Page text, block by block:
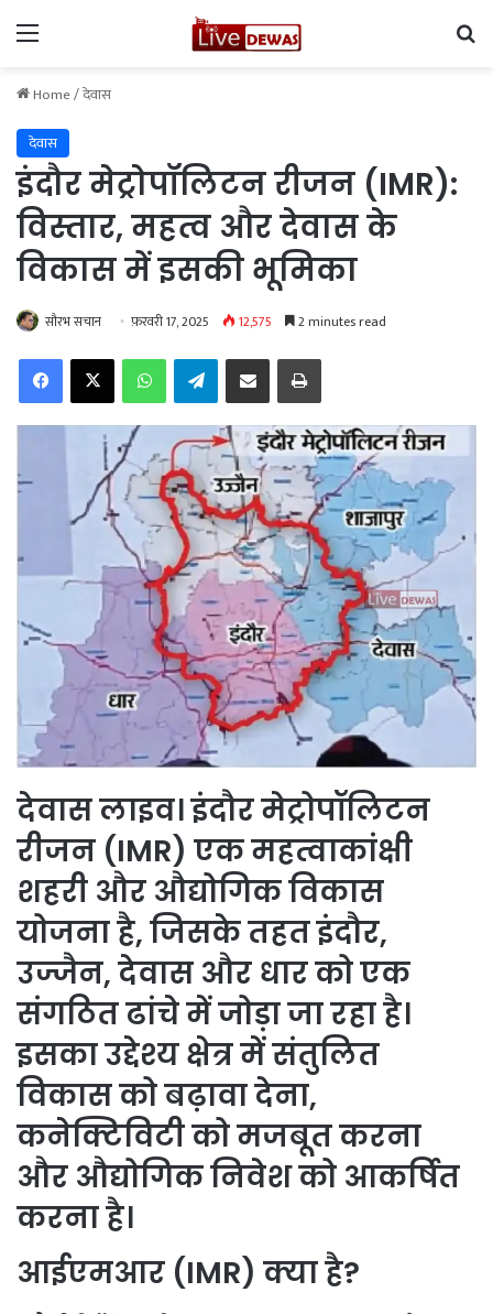
Menu
Home/देवास
देवास
इंदौर मेट्रोपॉलिटन रीजन (IMR):
विस्तार, महत्व और देवास के
विकास में इसकी भूमिका
सौरभ सचान फ़रवरी 17, 2025 12,575 2 minutes read
FacebookX WhatsAppTelegramShare via Email Print
देवास लाइव। इंदौर मेट्रोपॉलिटन
रीजन (IMR) एक महत्वाकांक्षी
शहरी और औद्योगिक विकास
योजना है, जिसके तहत इंदौर,
उज्जैन, देवास और धार को एक
संगठित ढांचे में जोड़ा जा रहा है।
इसका उद्देश्य क्षेत्र में संतुलित
विकास को बढ़ावा देना,
कनेक्टिविटी को मजबूत करना
और औद्योगिक निवेश को आकर्षित
करना है।
आईएमआर (IMR) क्या है?